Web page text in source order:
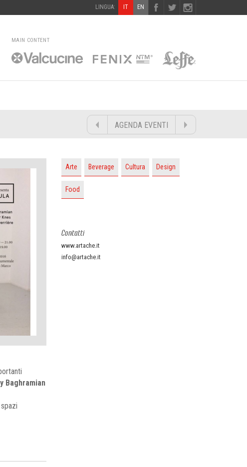
EN
IT
LINGUA:
MAIN CONTENT
AGENDA EVENTI
Baghramian
Arte Beverage Cultura Design
Food
Contatti
www.artache.it
info@artache.it